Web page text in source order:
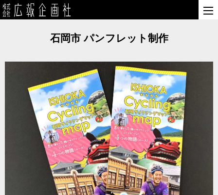
石岡市 パンフレット制作